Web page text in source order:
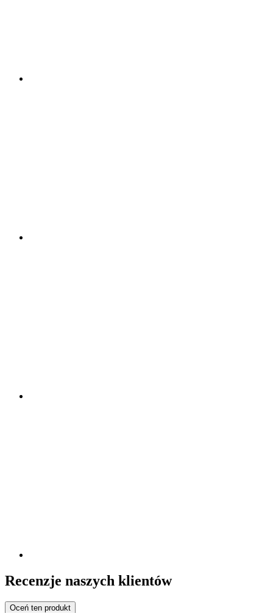
Recenzje naszych klientów
Oceń ten produkt